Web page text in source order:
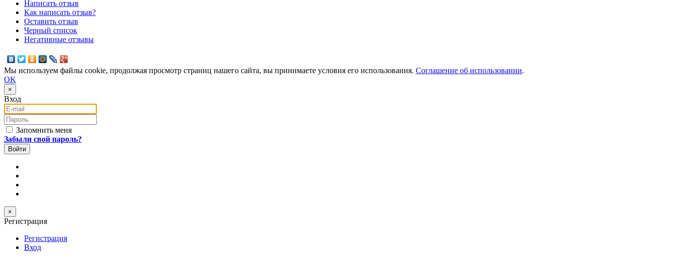
Написать отзыв
Как написать отзыв?
Оставить отзыв
Черный список
Негативные отзывы
Мы используем файлы cookie, продолжая просмотр страниц нашего сайта, вы принимаете условия его использования. Соглашение об использовании.
OK
×
Вход
E-mail
Пароль
Запомнить меня
Забыли свой пароль?
×
Регистрация
Регистрация
Вход